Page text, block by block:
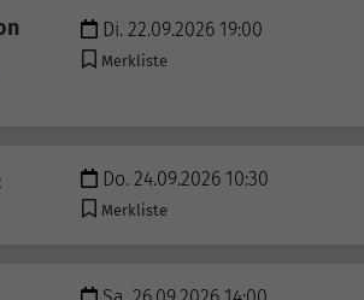
Di. 22.09.2026 19:00
Merkliste
Do. 24.09.2026 10:30
Merkliste